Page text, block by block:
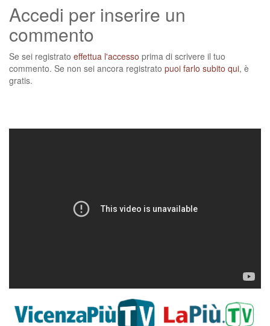
Accedi per inserire un
commento
Se sei registrato effettua l'accesso prima di scrivere il tuo
commento. Se non sei ancora registrato puoi farlo subito qui, è
gratis.